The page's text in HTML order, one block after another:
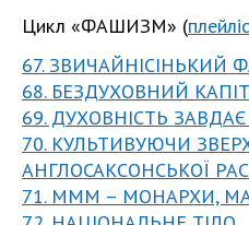
Цикл «ФАШИЗМ» (
67. ЗВИЧАЙНІСІНЬКИЙ
68. БЕЗДУХОВНИЙ
69. ДУХОВНІСТЬ
70. КУЛЬТИВУЮЧИ
АНГЛОСАКСОНСЬКОЇ
71. МММ – МОНАРХИ,